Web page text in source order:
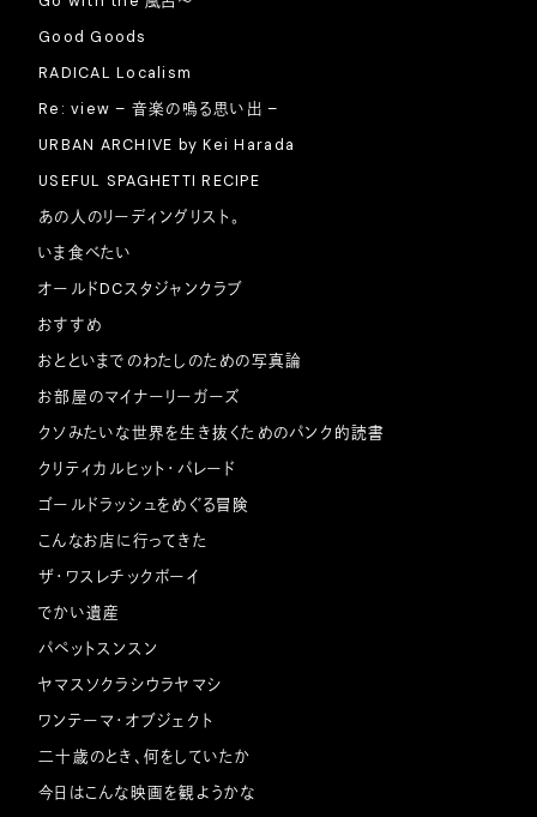
Good Goods
RADICAL Localism
Re: view – 音楽の鳴る思い出 –
URBAN ARCHIVE by Kei Harada
USEFUL SPAGHETTI RECIPE
あの人のリーディングリスト。
いま食べたい
オールドDCスタジャンクラブ
おすすめ
おとといまでのわたしのための写真論
お部屋のマイナーリーガーズ
クソみたいな世界を生き抜くためのパンク的読書
クリティカルヒット・パレード
ゴールドラッシュをめぐる冒険
こんなお店に行ってきた
ザ・ワスレチックボーイ
でかい遺産
パペットスンスン
ヤマスソクラシウラヤマシ
ワンテーマ・オブジェクト
二十歳のとき、何をしていたか
今日はこんな映画を観ようかな